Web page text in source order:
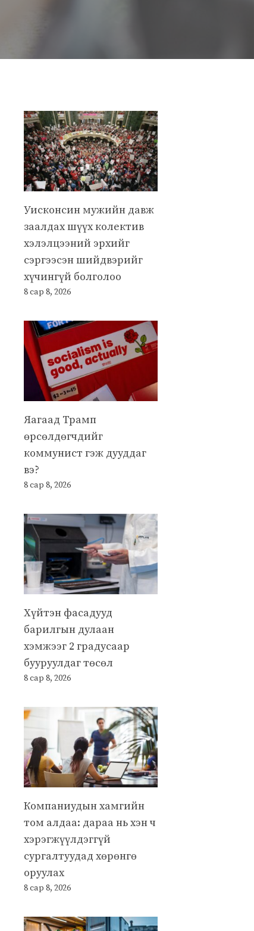
Уисконсин мужийн давж
заалдах шүүх колектив
хэлэлцээний эрхийг
сэргээсэн шийдвэрийг
хүчингүй болголоо
8 сар 8, 2026
Яагаад Трамп
өрсөлдөгчдийг
коммунист гэж дууддаг
вэ?
8 сар 8, 2026
Хүйтэн фасадууд
барилгын дулаан
хэмжээг 2 градусаар
бууруулдаг төсөл
8 сар 8, 2026
Компаниудын хамгийн
том алдаа: дараа нь хэн ч
хэрэгжүүлдэггүй
сургалтуудад хөрөнгө
оруулах
8 сар 8, 2026